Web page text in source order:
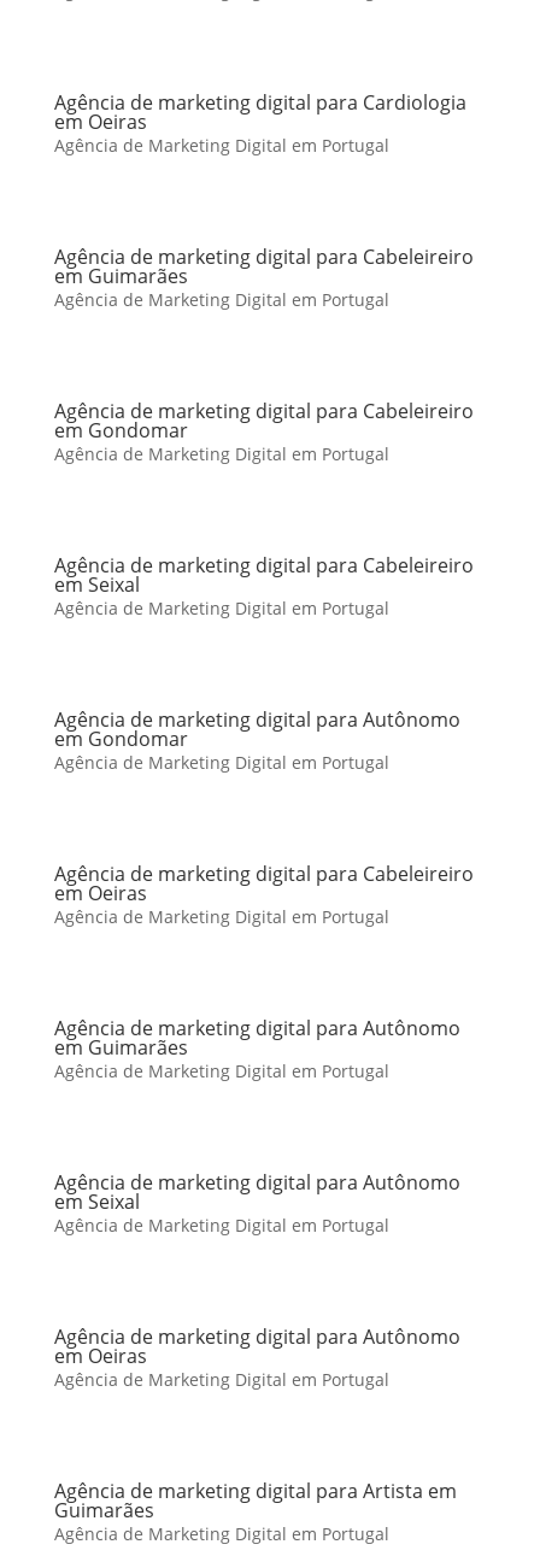
Agência de marketing digital para Cardiologia
em Oeiras
Agência de Marketing Digital em Portugal
Agência de marketing digital para Cabeleireiro
em Guimarães
Agência de Marketing Digital em Portugal
Agência de marketing digital para Cabeleireiro
em Gondomar
Agência de Marketing Digital em Portugal
Agência de marketing digital para Cabeleireiro
em Seixal
Agência de Marketing Digital em Portugal
Agência de marketing digital para Autônomo
em Gondomar
Agência de Marketing Digital em Portugal
Agência de marketing digital para Cabeleireiro
em Oeiras
Agência de Marketing Digital em Portugal
Agência de marketing digital para Autônomo
em Guimarães
Agência de Marketing Digital em Portugal
Agência de marketing digital para Autônomo
em Seixal
Agência de Marketing Digital em Portugal
Agência de marketing digital para Autônomo
em Oeiras
Agência de Marketing Digital em Portugal
Agência de marketing digital para Artista em
Guimarães
Agência de Marketing Digital em Portugal